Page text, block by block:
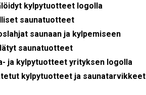
kylpytuotteet logolla
saunatuotteet
saunaan ja kylpemiseen
saunatuotteet
ja kylpytuotteet yrityksen logolla
kylpytuotteet ja saunatarvikkeet